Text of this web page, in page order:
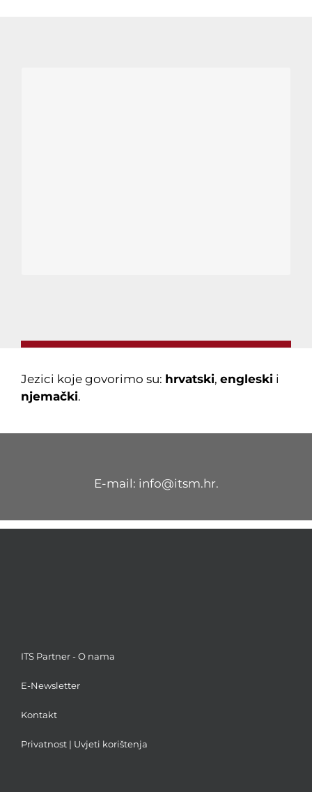
Jezici koje govorimo su: hrvatski, engleski i
njemački.
E-mail: info@itsm.hr.
ITS Partner - O nama
E-Newsletter
Kontakt
Privatnost | Uvjeti korištenja